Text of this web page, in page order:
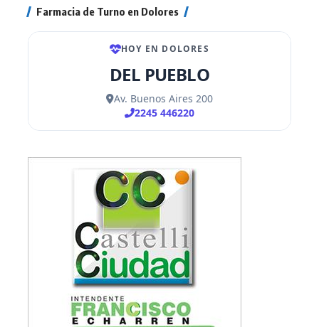
Farmacia de Turno en Dolores